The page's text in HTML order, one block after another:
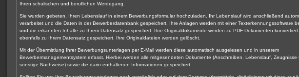
Ihren schulischen und beruflichen Werdegang.
Sie wurden gebeten, Ihren Lebenslauf in einem Bewerbungsformular hochzuladen. Ihr Lebenslauf wird anschließend
verarbeitet und die Daten in der Bewerberdatenbank gespeichert. Ihre Anlagen werden mit einer Texterkennungssoftware
und die erkannten Inhalte zu Ihrem Datensatz gespeichert. Ihre Originaldokumente werden zu PDF-Dokumenten konvertiert
ebenfalls zu Ihrem Datensatz gespeichert. Ihre Originaldateien werden gelöscht.
Mit der Übermittlung Ihrer Bewerbungsunterlagen per E-Mail werden diese automatisch ausgelesen und in unserem
Bewerbermanagementsystem erfasst. Hierbei werden alle mitgesendeten Dokumente (Anschreiben, Lebenslauf, Zeugnisse
sonstige Nachweise) sowie die darin enthaltenen Informationen gespeichert.